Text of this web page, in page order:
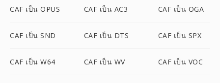
CAF เป็น OPUS CAF เป็น AC3 CAF เป็น OGA
CAF เป็น SND CAF เป็น DTS CAF เป็น SPX
CAF เป็น W64 CAF เป็น WV CAF เป็น VOC